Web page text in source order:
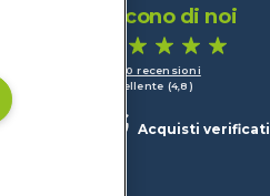
Dicono di noi
1.640 recensioni
Eccellente (4,8)
Acquisti verificati